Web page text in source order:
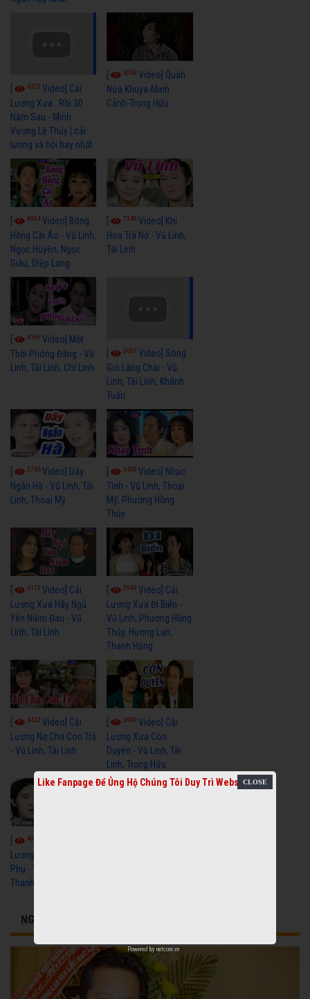
6322 Video] Cải
Lương Xưa : Rồi 30
Năm Sau - Minh
Vương Lệ Thủy | cải
lương xã hội hay nhất
6038Video] Quán
Nửa Khuya-Minh
Cảnh-Trọng Hữu
9054Video] Bông
Hồng Cài Áo - Vũ Linh,
Ngọc Huyền, Ngọc
Giàu, Diệp Lang
7348Video] Khi
Hoa Trà Nở - Vũ Linh,
Tài Linh
4109 Video] Một
Thời Phóng Đãng - Vũ
Linh, Tài Linh, Chí Linh
3657Video] Sóng
Gió Làng Chài - Vũ
Linh, Tài Linh, Khánh
Tuấn
3766Video] Dãy
Ngân Hà - Vũ Linh, Tài
Linh, Thoại Mỹ
3438Video] Nhạc
Tình - Vũ Linh, Thoại
Mỹ, Phương Hồng
Thủy
4113 Video] Cải
Lương Xưa Hãy Ngủ
Yên Niềm Đau - Vũ
Linh, Tài Linh
3963Video] Cải
Lương Xưa Đi Biển -
Vũ Linh, Phương Hồng
Thủy, Hương Lan,
Thanh Hằng
4432 Video] Cải
Lương Nợ Cha Con Trả
- Vũ Linh, Tài Linh
3599Video] Cải
Lương Xưa Còn
Duyên - Vũ Linh, Tài
Linh, Trọng Hữu
[ 4015
Lương Xưa Cô Dâu
Phụ - Vũ Linh, Tài Linh,
Thanh Ngân
NGHỆ SĨ LIÊN QUAN
Like Fanpage Để Ủng Hộ Chúng Tôi Duy Trì Website
Powered by netcore.vn